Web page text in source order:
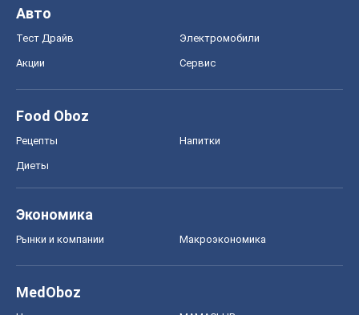
Авто
Тест Драйв Электромобили
Акции Сервис
Food Oboz
Рецепты Напитки
Диеты
Экономика
Рынки и компании Mакроэкономика
MedOboz